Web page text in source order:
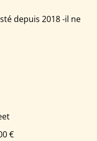
depuis 2018 -il ne
€